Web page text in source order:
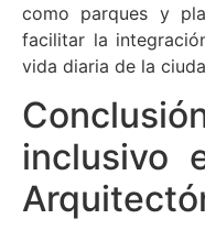
como parques y
facilitar la
vida diaria de la
inclusivo